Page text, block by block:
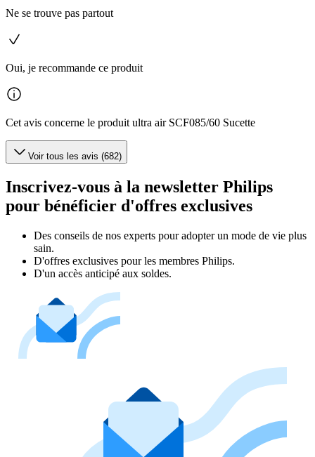
Ne se trouve pas partout
Oui, je recommande ce produit
Cet avis concerne le produit ultra air SCF085/60 Sucette
Voir tous les avis (682)
Inscrivez-vous à la newsletter Philips
pour bénéficier d'offres exclusives
Des conseils de nos experts pour adopter un mode de vie plus
sain.
D'offres exclusives pour les membres Philips.
D'un accès anticipé aux soldes.